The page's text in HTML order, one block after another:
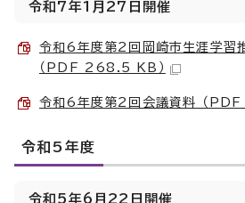
令和7年1月27日開催
令和6年度第2回岡崎市生涯学習
（PDF 268.5 KB）
令和6年度第2回会議資料 （
令和5年度
令和5年6月22日開催